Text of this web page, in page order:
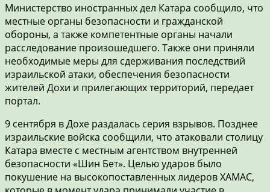
Министерство иностранных дел Катара сообщило, что
местные органы безопасности и гражданской
обороны, а также компетентные органы начали
расследование произошедшего. Также они приняли
необходимые меры для сдерживания последствий
израильской атаки, обеспечения безопасности
жителей Дохи и прилегающих территорий, передает
портал.
9 сентября в Дохе раздалась серия взрывов. Позднее
израильские войска сообщили, что атаковали столицу
Катара вместе с местным агентством внутренней
безопасности «Шин Бет». Целью ударов было
покушение на высокопоставленных лидеров ХАМАС,